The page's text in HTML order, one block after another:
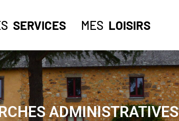
SERVICES MES LOISIRS
ADMINISTRATIVES